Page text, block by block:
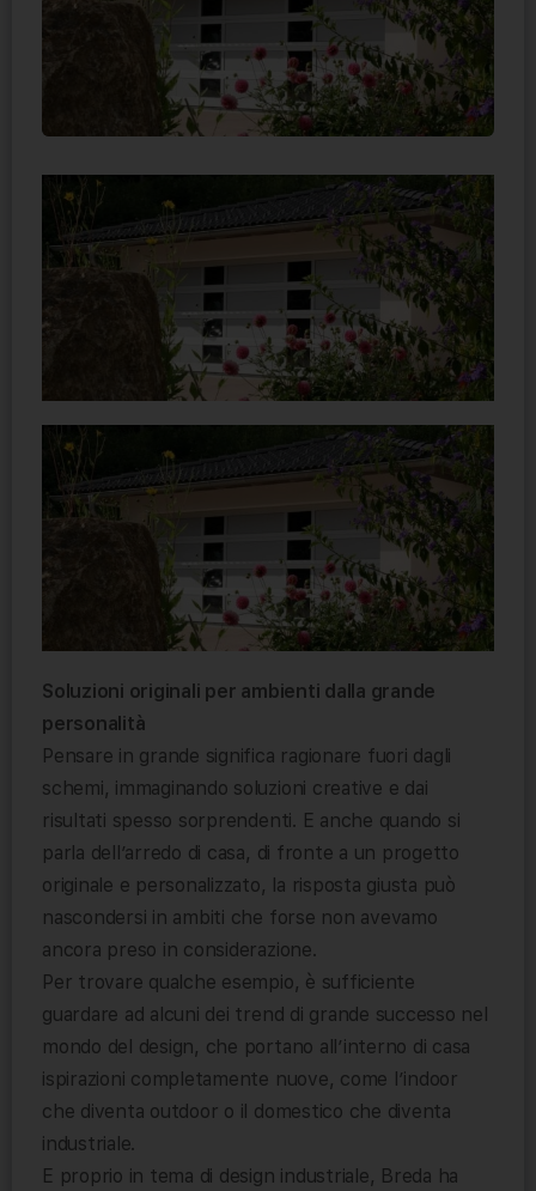
Soluzioni originali per ambienti dalla grande
personalità
Pensare in grande significa ragionare fuori dagli
schemi, immaginando soluzioni creative e dai
risultati spesso sorprendenti. E anche quando si
parla dell’arredo di casa, di fronte a un progetto
originale e personalizzato, la risposta giusta può
nascondersi in ambiti che forse non avevamo
ancora preso in considerazione.
Per trovare qualche esempio, è sufficiente
guardare ad alcuni dei trend di grande successo nel
mondo del design, che portano all’interno di casa
ispirazioni completamente nuove, come l’indoor
che diventa outdoor o il domestico che diventa
industriale.
E proprio in tema di design industriale, Breda ha